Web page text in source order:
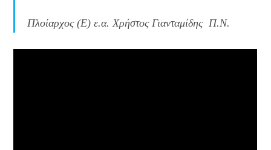
Πλοίαρχος (Ε) ε.α. Χρήστος Γιανταμίδης Π.Ν.